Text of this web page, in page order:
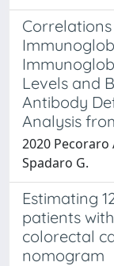
Levels and
Antibody
Analysis
2020 Pecoraro
Spadaro G.
Estimating
patients
colorectal
nomogram